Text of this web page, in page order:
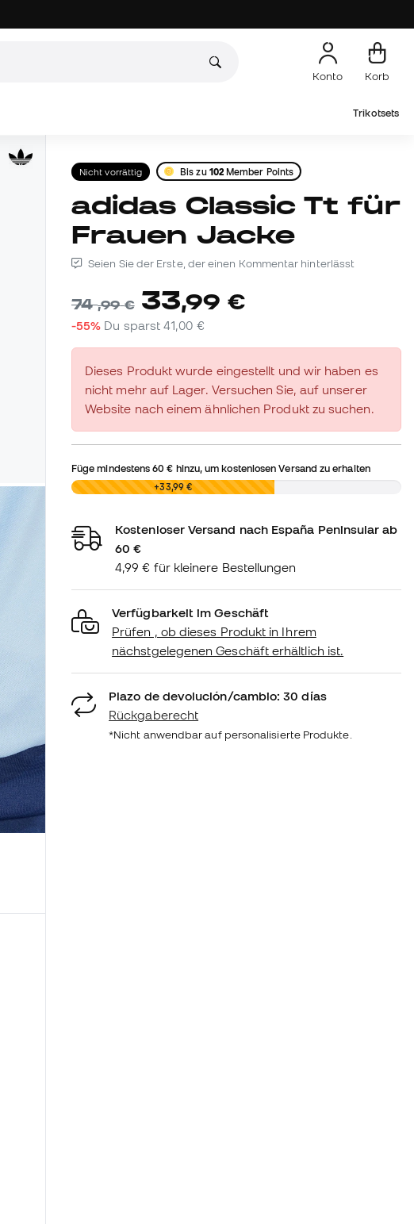
Konto Korb
Trikotsets
Nicht vorrättig Bis zu 102Member Points
adidas Classic Tt für
Frauen Jacke
Seien Sie der Erste, der einen Kommentar hinterlässt
74,99 € 33,99 €
-55% Du sparst41,00 €
Dieses Produkt wurde eingestellt und wir haben es
nicht mehr auf Lager. Versuchen Sie, auf unserer
Website nach einem ähnlichen Produkt zu suchen.
Füge mindestens60 € hinzu, um kostenlosen Versand zu erhalten
0,00 € +33,99 €
Kostenloser Versand nach España Peninsular ab
60 €
4,99 € für kleinere Bestellungen
Verfügbarkeit im Geschäft
Prüfen , ob dieses Produkt in Ihrem
nächstgelegenen Geschäft erhältlich ist.
Plazo de devolución/cambio: 30 días
Rückgaberecht
*Nicht anwendbar auf personalisierte Produkte.